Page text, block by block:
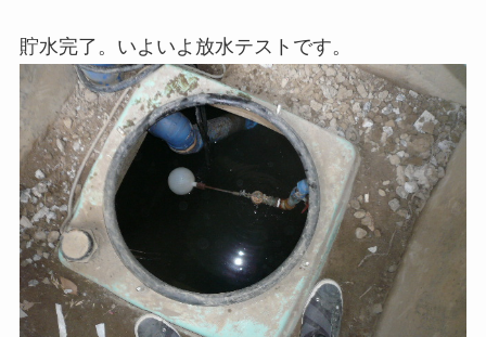
貯水完了。いよいよ放水テストです。